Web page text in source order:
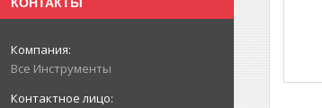
Все Инструменты